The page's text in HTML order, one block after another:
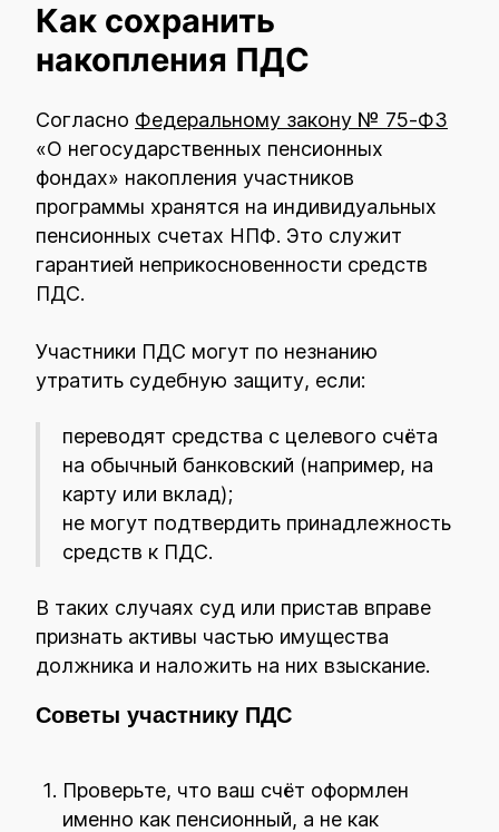
Как сохранить
накопления ПДС
Согласно Федеральному закону № 75-ФЗ
«О негосударственных пенсионных
фондах» накопления участников
программы хранятся на индивидуальных
пенсионных счетах НПФ. Это служит
гарантией неприкосновенности средств
ПДС.
Участники ПДС могут по незнанию
утратить судебную защиту, если:
переводят средства с целевого счёта
на обычный банковский (например, на
карту или вклад);
не могут подтвердить принадлежность
средств к ПДС.
В таких случаях суд или пристав вправе
признать активы частью имущества
должника и наложить на них взыскание.
Советы участнику ПДС
Проверьте, что ваш счёт оформлен
именно как пенсионный, а не как